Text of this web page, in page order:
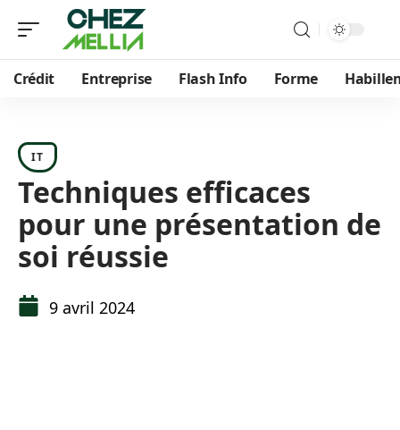
Crédit Entreprise Flash Info Forme
IT
Techniques efficaces
pour une présentation de
soi réussie
9 avril 2024